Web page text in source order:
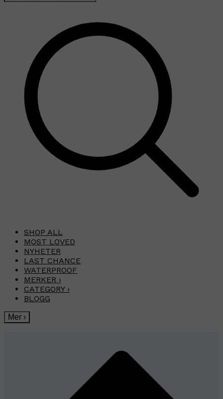
SHOP ALL
MOST LOVED
NYHETER
LAST CHANCE
WATERPROOF
MERKER ›
CATEGORY ›
BLOGG
Mer ›